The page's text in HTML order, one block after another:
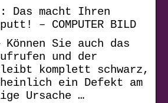
Das macht Ihren
– COMPUTER BILD
Sie auch das
und der
komplett schwarz,
ein Defekt am
Ursache …